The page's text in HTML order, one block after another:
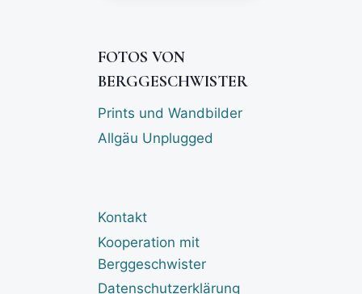
FOTOS VON
BERGGESCHWISTER
Prints und Wandbilder
Allgäu Unplugged
Kontakt
Kooperation mit
Berggeschwister
Datenschutzerklärung